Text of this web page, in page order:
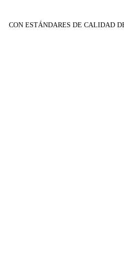
CON ESTÁNDARES DE CALIDAD